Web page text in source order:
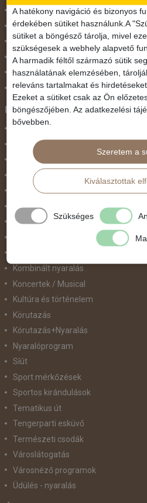
November 1.
Október 23.
Pünkösdi utazás
Szilveszter
Tavaszi szünet
Valentin nap
Programtípus
Belépőjegy
Egyéni út
Egzotikus út
Fesztiválok
Golfút
Gyalogtúra
Kombinált nyaralás
Koncertek / Musical
Kultúra és történelem
Körutazás
Körutazás+Nyaralás
Nyaralóprogram
Síút
Sport mérkőzések
Sportos kirándulások
Tematikus út
Tengerparti esküvő
Természeti csodák
Városlátogatás
Városnéző programok
Üdülés - nyaralás
A hatékony navigáció és bizonyos
érdekében sütiket használunk.A
sütiket a böngésző tárolja, mivel
szükségesek a webhely alapvető
A harmadik féltől származó sütik
használatának elemzésében,
releváns tartalmakat és
Ezeket a sütiket csak az Ön
böngészőjében. Az adatkezelési
bővebben.
Szeretem a
Kiválasztottak
Szükséges